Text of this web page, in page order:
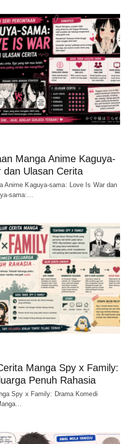
Manga Anime Kaguya-
Ulasan Cerita
Anime Kaguya-sama: Love Is War dan
sama:…
Manga Spy x Family:
Penuh Rahasia
Spy x Family: Drama Komedi